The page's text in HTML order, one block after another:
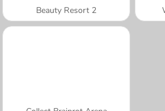
Beauty Resort 2